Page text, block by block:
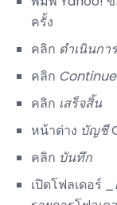
ครั้ง
คลิก ดำเนินกา
คลิก Continue
คลิก เสร็จสิ้น
หน้าต่าง บัญชี
คลิก บันทึก
เปิดโฟลเดอร์